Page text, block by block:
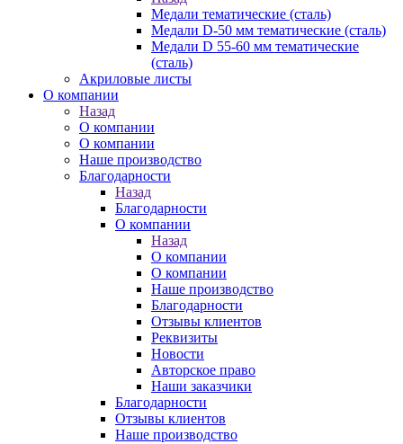
Медали тематические (сталь)
Медали D-50 мм тематические (сталь)
Медали D 55-60 мм тематические
(сталь)
Акриловые листы
О компании
Назад
О компании
О компании
Наше производство
Благодарности
Назад
Благодарности
О компании
Назад
О компании
О компании
Наше производство
Благодарности
Отзывы клиентов
Реквизиты
Новости
Авторское право
Наши заказчики
Благодарности
Отзывы клиентов
Наше производство